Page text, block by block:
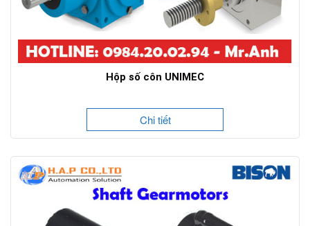
Hộp số côn UNIMEC
Chi tiết